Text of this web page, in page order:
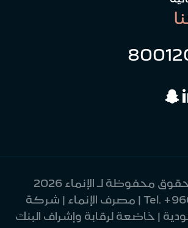
محفوظة لـ الإنماء 2026
Tel. | مصرف الإنماء | شركة
| خاضعة لرقابة وإشراف البنك